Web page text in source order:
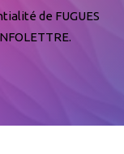
de FUGUES